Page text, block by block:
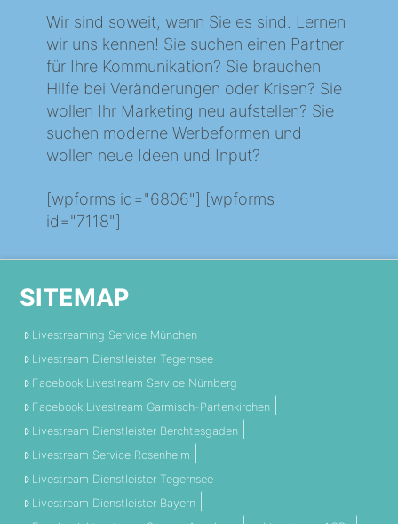
Wir sind soweit, wenn Sie es sind. Lernen
wir uns kennen! Sie suchen einen Partner
für Ihre Kommunikation? Sie brauchen
Hilfe bei Veränderungen oder Krisen? Sie
wollen Ihr Marketing neu aufstellen? Sie
suchen moderne Werbeformen und
wollen neue Ideen und Input?
[wpforms id="6806"] [wpforms
id="7118"]
SITEMAP
Livestreaming Service München
Livestream Dienstleister Tegernsee
Facebook Livestream Service Nürnberg
Facebook Livestream Garmisch-Partenkirchen
Livestream Dienstleister Berchtesgaden
Livestream Service Rosenheim
Livestream Dienstleister Tegernsee
Livestream Dienstleister Bayern